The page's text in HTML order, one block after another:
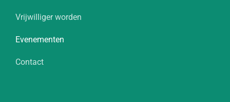
Vrijwilliger worden
Evenementen
Contact